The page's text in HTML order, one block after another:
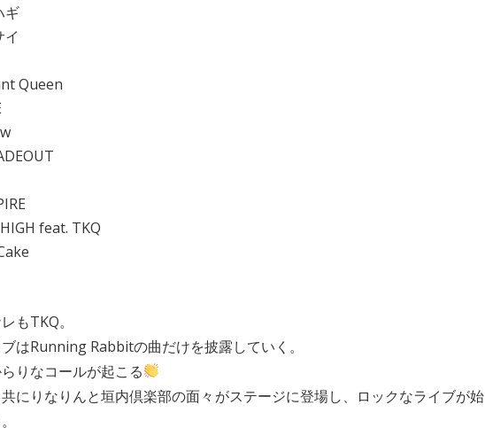
ギ
イ
Queen
feat. TKQ
もTKQ。
はRunning Rabbitの曲だけを披露していく。
りなコールが起こる
にりなりんと垣内倶楽部の面々がステージに登場し、ロックなライブが始